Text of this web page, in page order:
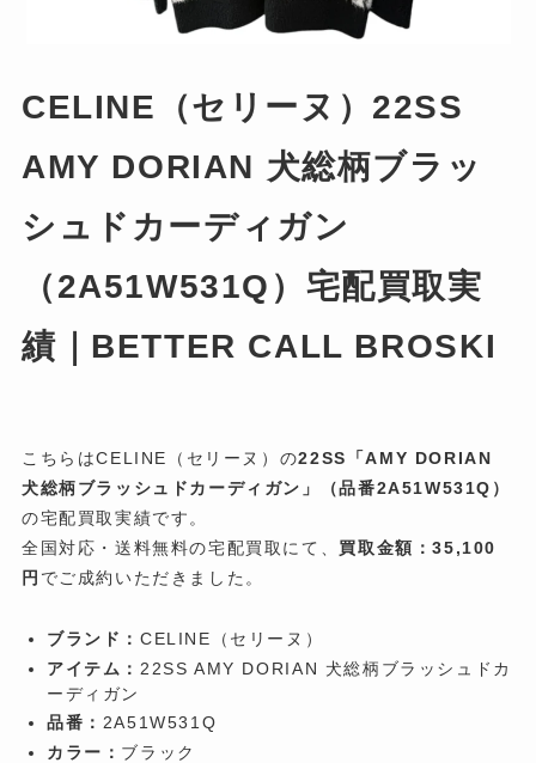
CELINE（セリーヌ）22SS
AMY DORIAN 犬総柄ブラッ
シュドカーディガン
（2A51W531Q）宅配買取実
績｜BETTER CALL BROSKI
こちらはCELINE（セリーヌ）の22SS「AMY DORIAN
犬総柄ブラッシュドカーディガン」（品番2A51W531Q）
の宅配買取実績です。
全国対応・送料無料の宅配買取にて、 買取金額：35,100
円 でご成約いただきました。
ブランド： CELINE（セリーヌ）
アイテム： 22SS AMY DORIAN 犬総柄ブラッシュドカ
ーディガン
品番： 2A51W531Q
カラー： ブラック